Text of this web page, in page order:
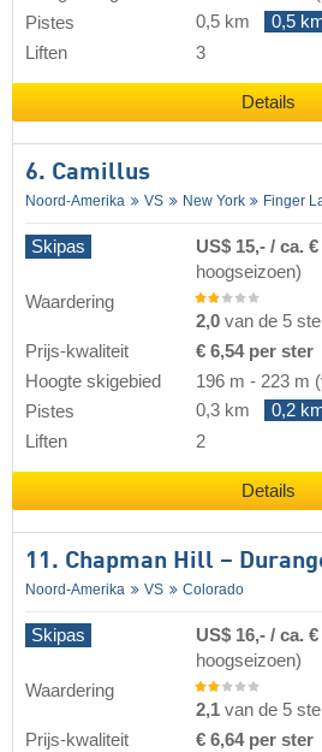
Pistes
0,5 km 0,5
Liften
3
Details
6. Camillus
Noord-Amerika VS New York Finger
Skipas US$ 15,- / ca. €
hoogseizoen)
Waardering
2,0 van de 5
Prijs-kwaliteit
€ 6,54 per ster
Hoogte skigebied
196 m - 223 m
Pistes
0,3 km 0,2
Liften
2
Details
11. Chapman Hill –
Noord-Amerika VS Colorado
Skipas US$ 16,- / ca. €
hoogseizoen)
Waardering
2,1 van de 5
Prijs-kwaliteit
€ 6,64 per ster